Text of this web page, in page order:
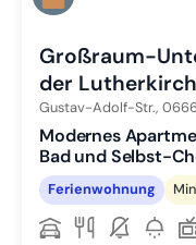
Großraum-
der
Gustav-Adolf-Str.,
Modernes
Bad und Selbst-
Ferienwohnung